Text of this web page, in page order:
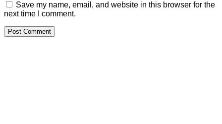
Save my name, email, and website in this browser for the
next time I comment.